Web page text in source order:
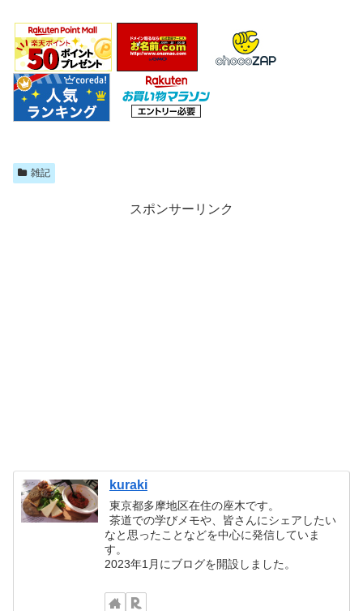
雑記
スポンサーリンク
kuraki
東京都多摩地区在住の座木です。
茶道での学びメモや、皆さんにシェアしたい
なと思ったことなどを中心に発信していま
す。
2023年1月にブログを開設しました。